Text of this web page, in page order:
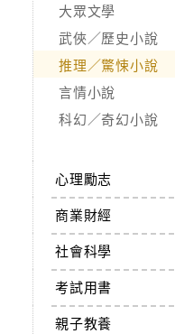
大眾文學
武俠／歷史小說
推理／驚悚小說
言情小說
科幻／奇幻小說
心理勵志
商業財經
社會科學
考試用書
親子教養